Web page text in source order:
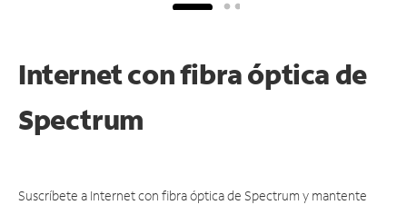
Internet con fibra óptica de
Spectrum
Suscríbete a Internet con fibra óptica de Spectrum y mantente